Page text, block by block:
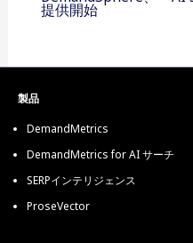
提供開始
製品
DemandMetrics
DemandMetrics for AI サーチ
SERPインテリジェンス
ProseVector